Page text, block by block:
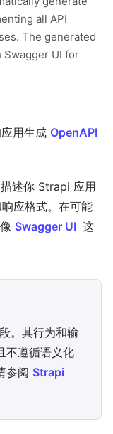
all API
The generated
UI for
用生成 OpenAPI
述你 Strapi 应用
应格式。在可能
Swagger UI 这
。其行为和输
不遵循语义化
参阅 Strapi